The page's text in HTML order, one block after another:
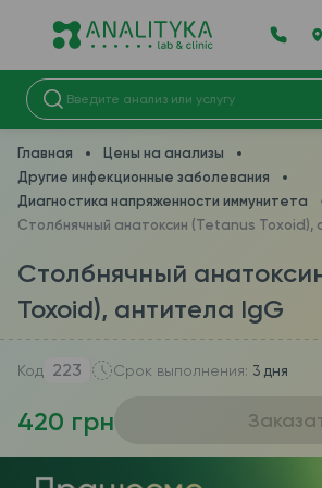
Главная
Цены на анализы
Другие инфекционные заболевания
Диагностика напряженности иммунитета
Столбнячный анатоксин (Tetanus Toxoid),
Столбнячный
Toxoid), антитела IgG
Код 223 Срок выполнения: 3 дня
420 грн